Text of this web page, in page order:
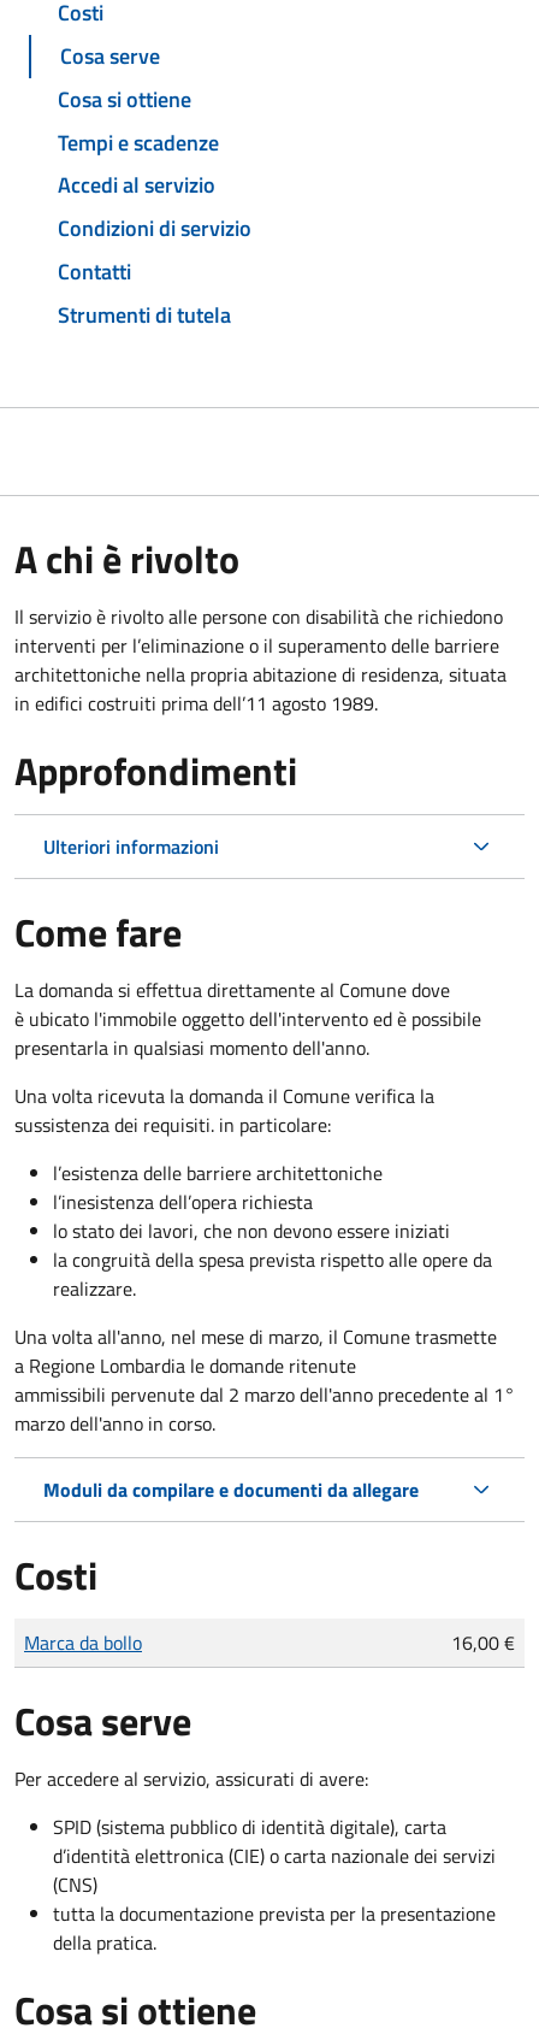
Costi
Cosa serve
Cosa si ottiene
Tempi e scadenze
Accedi al servizio
Condizioni di servizio
Contatti
Strumenti di tutela
A chi è rivolto
Il servizio è rivolto alle persone con disabilità che richiedono
interventi per l’eliminazione o il superamento delle barriere
architettoniche nella propria abitazione di residenza, situata
in edifici costruiti prima dell’11 agosto 1989.
Approfondimenti
Ulteriori informazioni
Come fare
La domanda si effettua direttamente al Comune dove
è ubicato l'immobile oggetto dell'intervento ed è possibile
presentarla in qualsiasi momento dell'anno.
Una volta ricevuta la domanda il Comune verifica la
sussistenza dei requisiti. in particolare:
l’esistenza delle barriere architettoniche
l’inesistenza dell’opera richiesta
lo stato dei lavori, che non devono essere iniziati
la congruità della spesa prevista rispetto alle opere da
realizzare.
Una volta all'anno, nel mese di marzo, il Comune trasmette
a Regione Lombardia le domande ritenute
ammissibili pervenute dal 2 marzo dell'anno precedente al 1°
marzo dell'anno in corso.
Moduli da compilare e documenti da allegare
Costi
Tipo di pagamento
Importo
Marca da bollo 16,00 €
Cosa serve
Per accedere al servizio, assicurati di avere:
SPID (sistema pubblico di identità digitale), carta
d’identità elettronica (CIE) o carta nazionale dei servizi
(CNS)
tutta la documentazione prevista per la presentazione
della pratica.
Cosa si ottiene